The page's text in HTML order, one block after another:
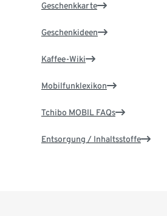
Geschenkkarte
Geschenkideen
Kaffee-Wiki
Mobilfunklexikon
Tchibo MOBIL FAQs
Entsorgung / Inhaltsstoffe